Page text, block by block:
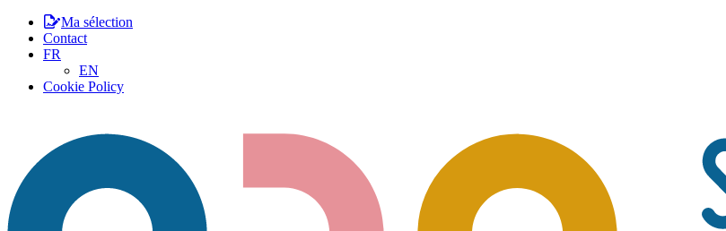
Ma sélection
Contact
FR
EN
Cookie Policy